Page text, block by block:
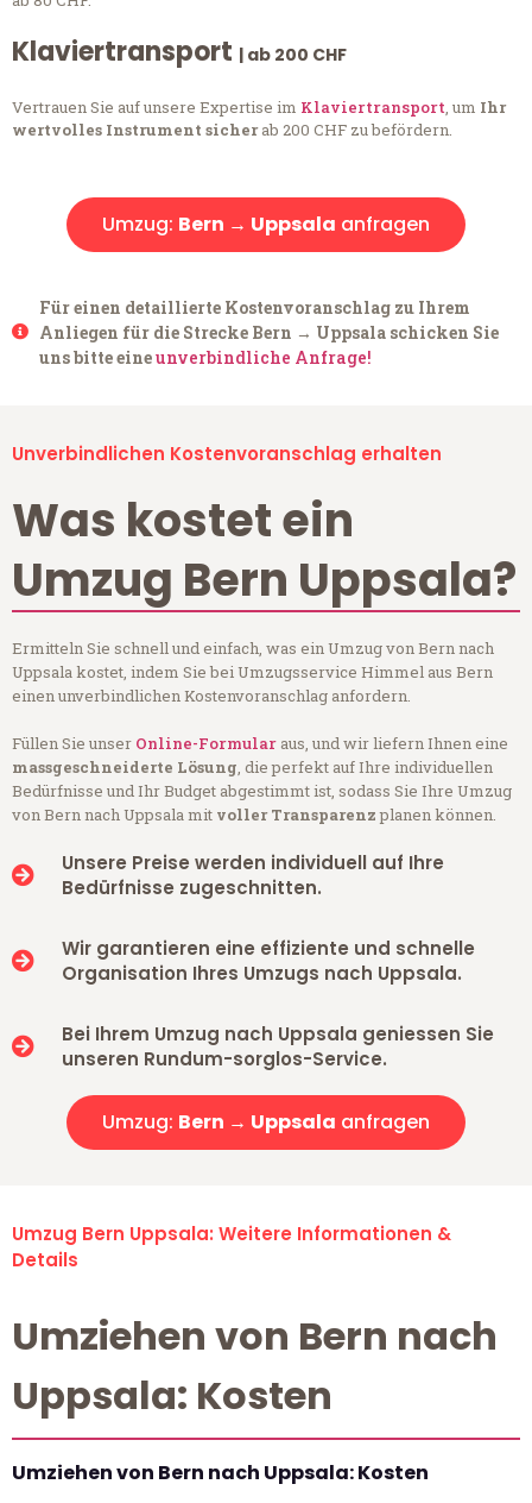
Klaviertransport | ab 200 CHF
Vertrauen Sie auf unsere Expertise im Klaviertransport, um Ihr
wertvolles Instrument sicherab 200 CHF zu befördern.
Umzug: Bern → Uppsala anfragen
Für einen detaillierte Kostenvoranschlag zu Ihrem
Anliegen für die Strecke Bern → Uppsala schicken Sie
uns bitte eineunverbindliche Anfrage!
Unverbindlichen Kostenvoranschlag erhalten
Was kostet ein
Umzug Bern Uppsala?
Ermitteln Sie schnell und einfach, was ein Umzug von Bern nach
Uppsala kostet, indem Sie bei Umzugsservice Himmel aus Bern
einen unverbindlichen Kostenvoranschlag anfordern.
Füllen Sie unser Online-Formular aus, und wir liefern Ihnen eine
massgeschneiderte Lösung, die perfekt auf Ihre individuellen
Bedürfnisse und Ihr Budget abgestimmt ist, sodass Sie Ihre Umzug
von Bern nach Uppsala mit voller Transparenzplanen können.
Unsere Preise werden individuell auf Ihre
Bedürfnisse zugeschnitten.
Wir garantieren eine effiziente und schnelle
Organisation Ihres Umzugs nach Uppsala.
Bei Ihrem Umzug nach Uppsala geniessen Sie
unseren Rundum-sorglos-Service.
Umzug: Bern → Uppsala anfragen
Umzug Bern Uppsala: Weitere Informationen &
Details
Umziehen von Bern nach
Uppsala: Kosten
Umziehen von Bern nach Uppsala: Kosten